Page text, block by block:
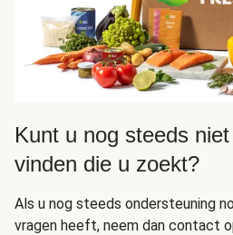
Kunt u nog steeds
vinden die u zoekt?
Als u nog steeds ondersteuning
vragen heeft, neem dan contact